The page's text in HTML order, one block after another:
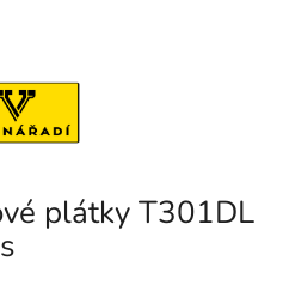
plátky T301DL